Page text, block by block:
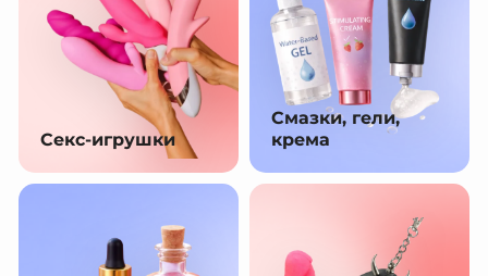
Секс-игрушки
Смазки, гели,
крема